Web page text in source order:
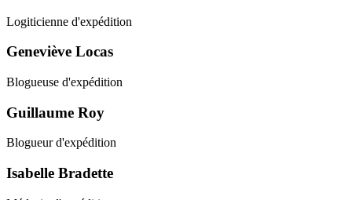
Logiticienne d'expédition
Geneviève Locas
Blogueuse d'expédition
Guillaume Roy
Blogueur d'expédition
Isabelle Bradette